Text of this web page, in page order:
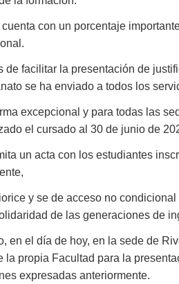
cuenta con un porcentaje
de facilitar la presentación de
se ha enviado a todos los
excepcional y para todas las
el cursado al 30 de junio de
un acta con los estudiantes
y se de acceso no
de las generaciones de
en el día de hoy, en la sede de
la propia Facultad para la
expresadas anteriormente.